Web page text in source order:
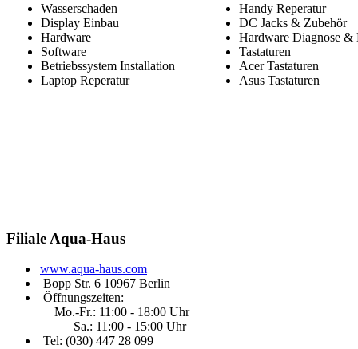
Wasserschaden
Display Einbau
Hardware
Software
Betriebssystem Installation
Laptop Reperatur
Handy Reperatur
DC Jacks & Zubehör
Hardware Diagnose &
Tastaturen
Acer Tastaturen
Asus Tastaturen
Filiale Aqua-Haus
www.aqua-haus.com
Bopp Str. 6 10967 Berlin
Öffnungszeiten:
Mo.-Fr.: 11:00 - 18:00 Uhr
Sa.: 11:00 - 15:00 Uhr
Tel: (030) 447 28 099